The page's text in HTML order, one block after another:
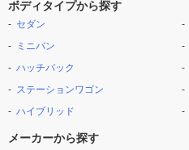
ボディタイプから探す
セダン
ミニバン
ハッチバック
ステーションワゴン
ハイブリッド
メーカーから探す